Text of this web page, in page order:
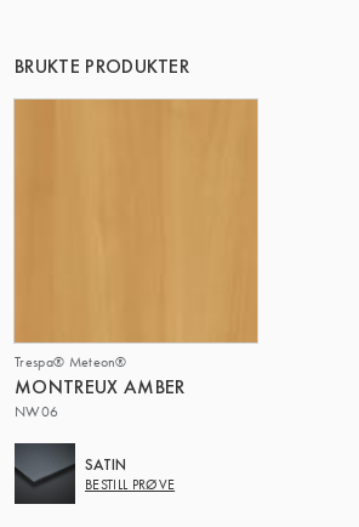
BRUKTE PRODUKTER
Trespa® Meteon®
MONTREUX AMBER
NW06
SATIN
BESTILL PRØVE